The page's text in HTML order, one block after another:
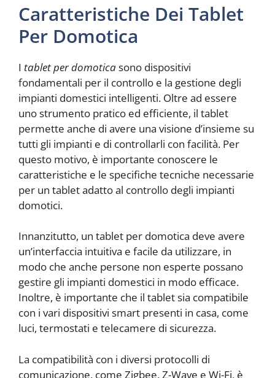
Caratteristiche Dei Tablet
Per Domotica
I tablet per domoticasono dispositivi
fondamentali per il controllo e la gestione degli
impianti domestici intelligenti. Oltre ad essere
uno strumento pratico ed efficiente, il tablet
permette anche di avere una visione d’insieme su
tutti gli impianti e di controllarli con facilità. Per
questo motivo, è importante conoscere le
caratteristiche e le specifiche tecniche necessarie
per un tablet adatto al controllo degli impianti
domotici.
Innanzitutto, un tablet per domotica deve avere
un’interfaccia intuitiva e facile da utilizzare, in
modo che anche persone non esperte possano
gestire gli impianti domestici in modo efficace.
Inoltre, è importante che il tablet sia compatibile
con i vari dispositivi smart presenti in casa, come
luci, termostati e telecamere di sicurezza.
La compatibilità con i diversi protocolli di
comunicazione, come Zigbee, Z-Wave e Wi-Fi, è